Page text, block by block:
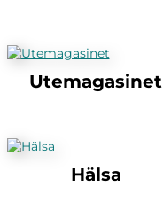
Utemagasinet
Hälsa